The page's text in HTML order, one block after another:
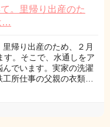
。里帰り出産のた
…
帰り出産のため、２月
す。そこで、水通しをア
でいます。実家の洗濯
所仕事の父親の衣類…